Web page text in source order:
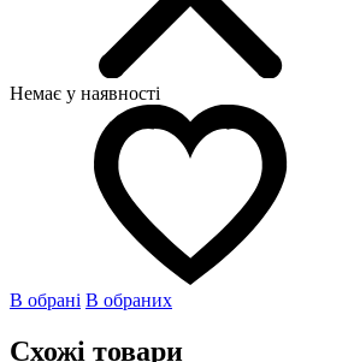
Немає у наявності
В обрані В обраних
Схожі товари